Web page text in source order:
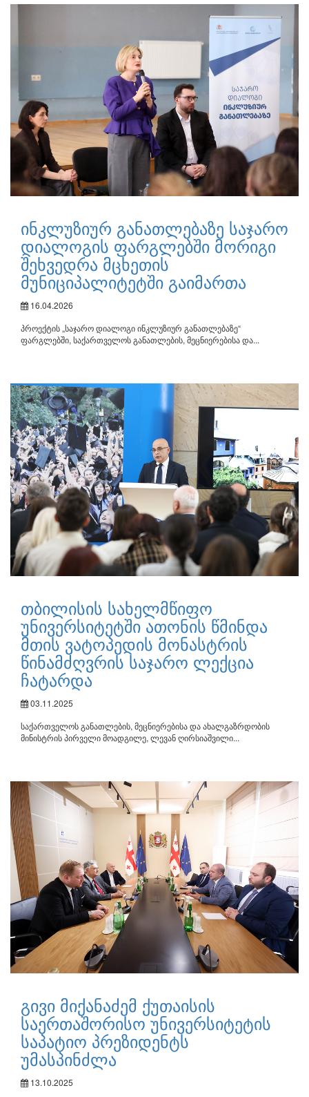
ინკლუზიურ განათლებაზე საჯარო
დიალოგის ფარგლებში მორიგი
შეხვედრა მცხეთის
მუნიციპალიტეტში გაიმართა
16.04.2026
პროექტის „საჯარო დიალოგი ინკლუზიურ განათლებაზე“
ფარგლებში, საქართველოს განათლების, მეცნიერებისა და...
თბილისის სახელმწიფო
უნივერსიტეტში ათონის წმინდა
მთის ვატოპედის მონასტრის
წინამძღვრის საჯარო ლექცია
ჩატარდა
03.11.2025
საქართველოს განათლების, მეცნიერებისა და ახალგაზრდობის
მინისტრის პირველი მოადგილე, ლევან ღირსიაშვილი...
გივი მიქანაძემ ქუთაისის
საერთაშორისო უნივერსიტეტის
საპატიო პრეზიდენტს
უმასპინძლა
13.10.2025